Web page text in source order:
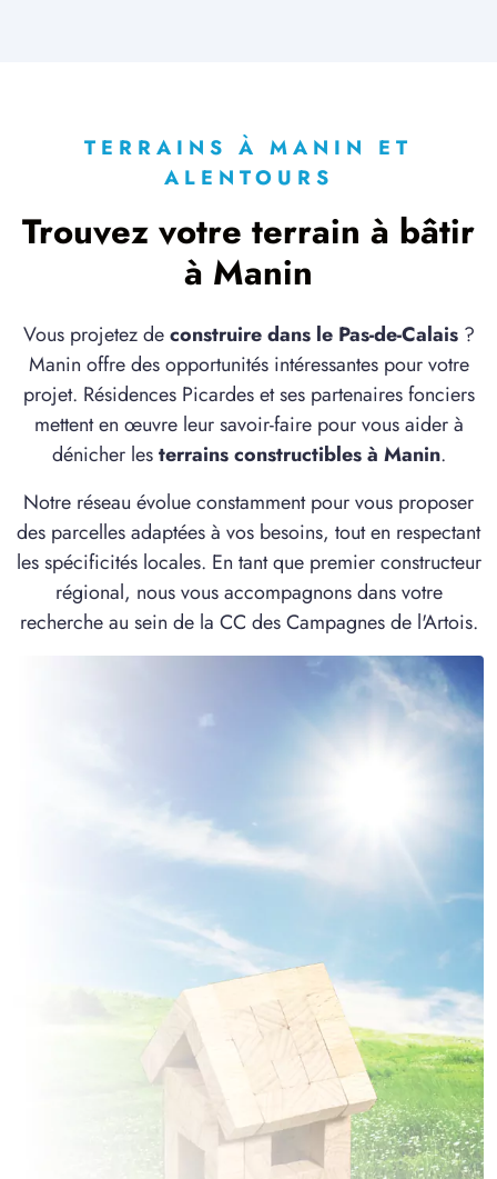
Hermaville (62690)
4 TERRAINS CONSTRUCTIBLES
1 TERRAIN CONSTRUCTIBLE
(62111)
1 TERRAIN CONSTRUCTIBLE
àNeuville-Saint-Vaast(62580)
1 TERRAIN CONSTRUCTIBLE
à Neuvillette
1 TERRAIN CONSTRUCTIBLE
1 TERRAIN CONSTRUCTIBLE
àPas-en-Artois (62760)
1 TERRAIN CONSTRUCTIBLE
Pommera (62760)
1 TERRAIN CONSTRUCTIBLE
1 TERRAIN CONSTRUCTIBLE
TERRAINS À MANIN ET
ALENTOURS
Trouvez votre terrain à bâtir
à Manin
Vous projetez deconstruire dans le Pas-de-Calais?
Manin offre des opportunités intéressantes pour votre
projet. Résidences Picardes et ses partenaires fonciers
mettent en œuvre leur savoir-faire pour vous aider à
dénicher lesterrains constructibles à Manin.
Notre réseau évolue constamment pour vous proposer
des parcelles adaptées à vos besoins, tout en respectant
les spécificités locales. En tant que premier constructeur
régional, nous vous accompagnons dans votre
recherche au sein de la CC des Campagnes de l'Artois.